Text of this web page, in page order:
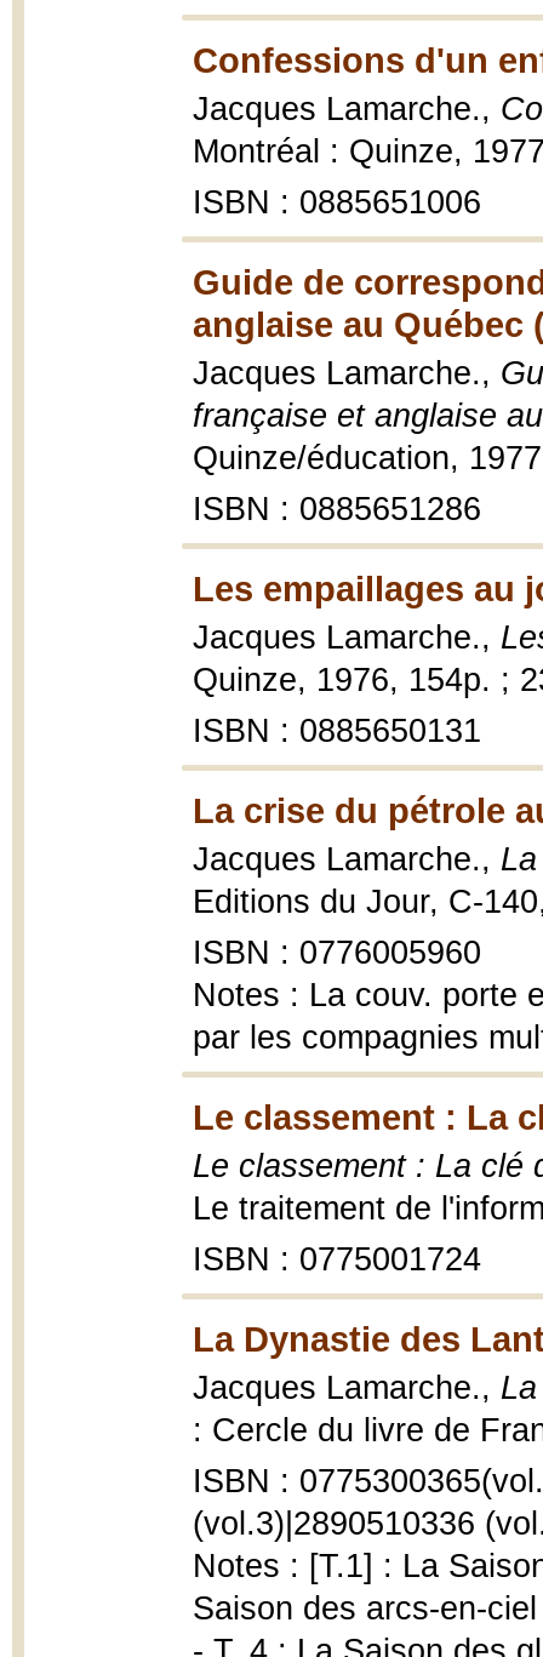
Confessions d'un
Jacques Lamarche.,
Montréal : Quinze,
ISBN : 0885651006
Guide de
anglaise au Québec
Jacques Lamarche.,
française et anglaise
Quinze/éducation,
ISBN : 0885651286
Les empaillages au
Jacques Lamarche.,
Quinze, 1976, 154p. ;
ISBN : 0885650131
La crise du pétrole
Jacques Lamarche.,
Editions du Jour, C-
ISBN : 0776005960
Notes : La couv. porte
par les compagnies
Le classement : La
Le classement : La clé
Le traitement de
ISBN : 0775001724
La Dynastie des
Jacques Lamarche.,
: Cercle du livre de
ISBN :
(vol.3)|2890510336
Notes : [T.1] : La
Saison des arcs-en-